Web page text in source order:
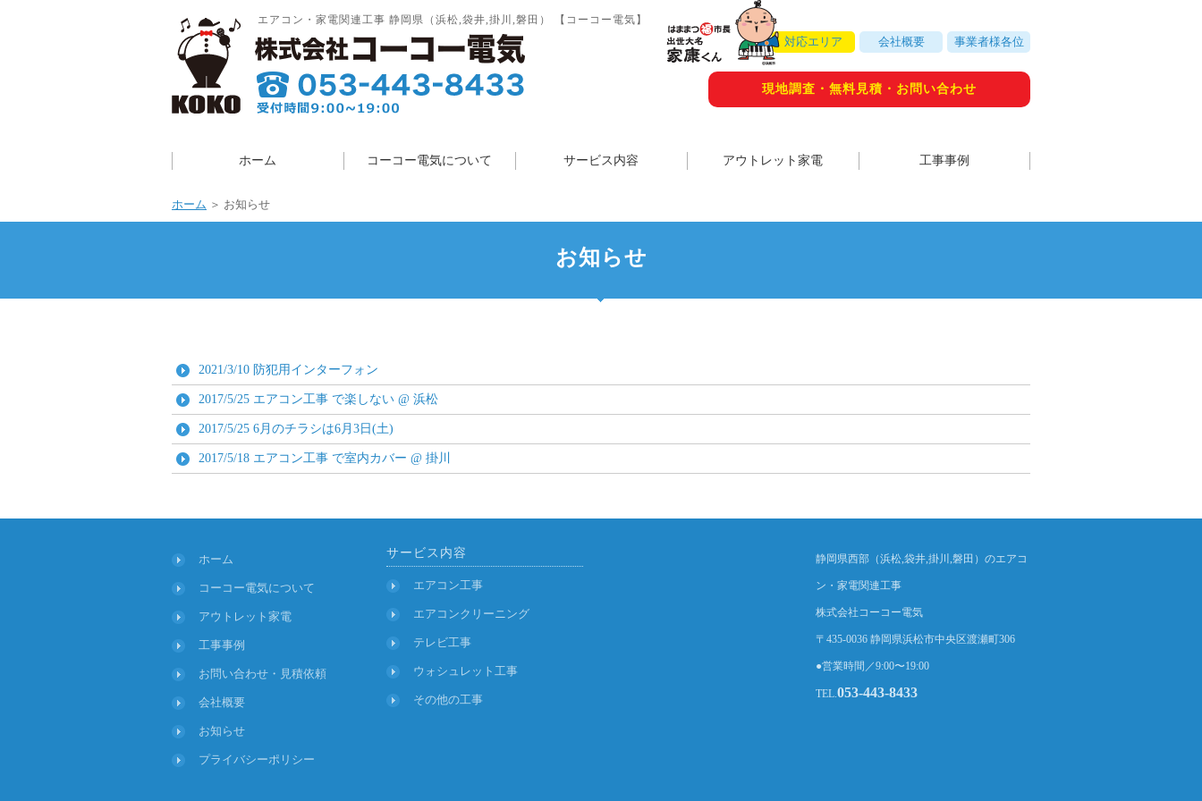
エアコン・家電関連工事 静岡県（浜松,袋井,掛川,磐田） 【コーコー電気】
事業者様各位
会社概要
対応エリア
現地調査・無料見積・お問い合わせ
ホーム コーコー電気について サービス内容 アウトレット家電 工事事例
ホーム ＞ お知らせ
お知らせ
2021/3/10 防犯用インターフォン
2017/5/25 エアコン工事 で楽しない @ 浜松
2017/5/25 6月のチラシは6月3日(土)
2017/5/18 エアコン工事 で室内カバー @ 掛川
ホーム
コーコー電気について
アウトレット家電
工事事例
お問い合わせ・見積依頼
会社概要
お知らせ
プライバシーポリシー
サービス内容
エアコン工事
エアコンクリーニング
テレビ工事
ウォシュレット工事
その他の工事
静岡県西部（浜松,袋井,掛川,磐田）のエアコ
ン・家電関連工事
株式会社コーコー電気
〒435-0036 静岡県浜松市中央区渡瀬町306
●営業時間／9:00〜19:00
TEL.053-443-8433